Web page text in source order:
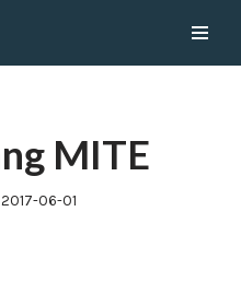
MITE
2017-06-01